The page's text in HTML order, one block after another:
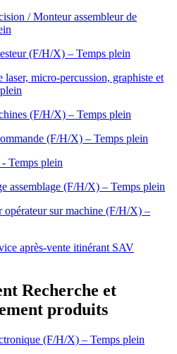
/ Monteur assembleur de
(F/H/X) – Temps plein
micro-percussion, graphiste et
(F/H/X) – Temps plein
(F/H/X) – Temps plein
Temps plein
assemblage (F/H/X) – Temps plein
opérateur sur machine (F/H/X) –
après-vente itinérant SAV
Recherche et
produits
(F/H/X) – Temps plein